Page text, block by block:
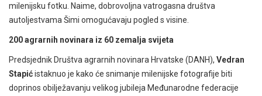
milenijsku fotku. Naime, dobrovoljna vatrogasna društva
autoljestvama Šimi omogućavaju pogled s visine.
200 agrarnih novinara iz 60 zemalja svijeta
Predsjednik Društva agrarnih novinara Hrvatske (DANH), Vedran
Stapićistaknuo je kako će snimanje milenijske fotografije biti
doprinos obilježavanju velikog jubileja Međunarodne federacije